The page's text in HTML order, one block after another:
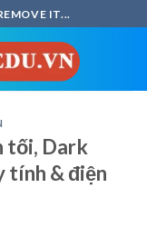
IT...
tối, Dark
tính & điện